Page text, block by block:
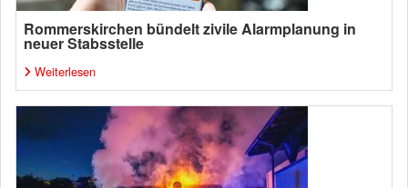
Rommerskirchen bündelt zivile Alarmplanung in
neuer Stabsstelle
Weiterlesen